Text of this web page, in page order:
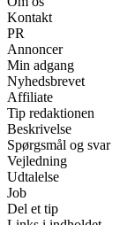
Kontakt
PR
Annoncer
Min adgang
Nyhedsbrevet
Affiliate
Tip redaktionen
Beskrivelse
Spørgsmål og svar
Vejledning
Udtalelse
Job
Del et tip